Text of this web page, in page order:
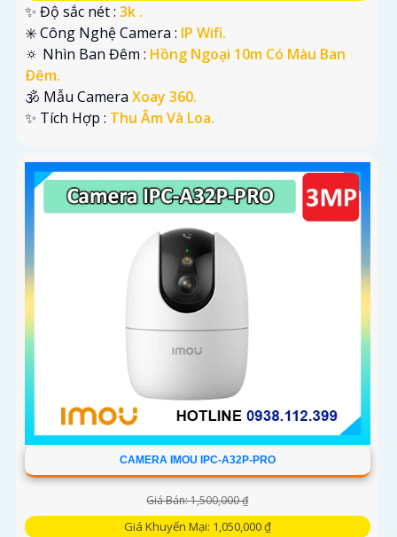
✨ Độ sắc nét : 3k .
✳️ Công Nghệ Camera : IP Wifi.
🔅 Nhìn Ban Đêm : Hồng Ngoại 10m Có Màu Ban
Ðêm.
🕉️ Mẫu Camera Xoay 360.
️✨ Tích Hợp : Thu Âm Và Loa.
CAMERA IMOU IPC-A32P-PRO
Giá Bán: 1,500,000 ₫
Giá Khuyến Mại: 1,050,000 ₫